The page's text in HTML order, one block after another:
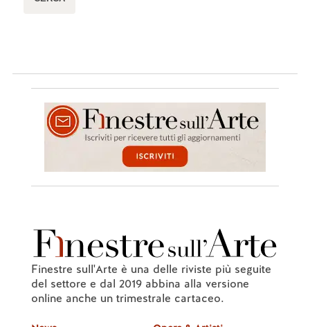
Finestre sull'Arte è una delle riviste più seguite
del settore e dal 2019 abbina alla versione
online anche un trimestrale cartaceo.